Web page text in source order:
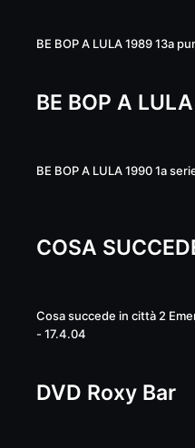
BE BOP A LULA 1989 13a
BE BOP A
BE BOP A LULA 1990 1a
COSA
Cosa succede in città 2
- 17.4.04
DVD Roxy Bar